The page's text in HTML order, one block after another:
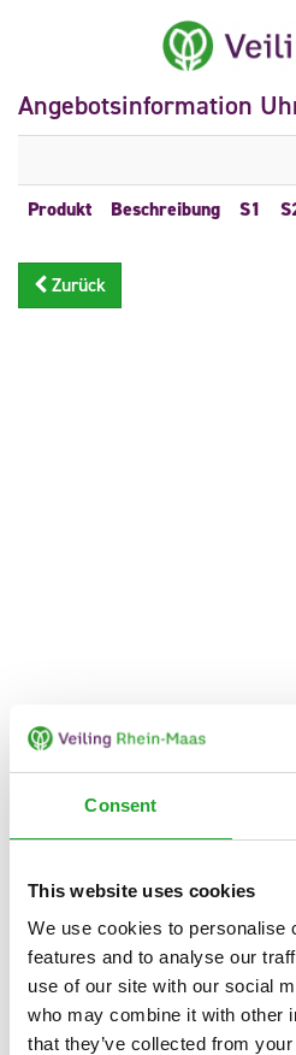
Consent
This website uses cookies
We use cookies to personalise
features and to analyse our
use of our site with our social
who may combine it with other
that they’ve collected from
Angebotsinformation
Produkt Beschreibung S1
Zurück